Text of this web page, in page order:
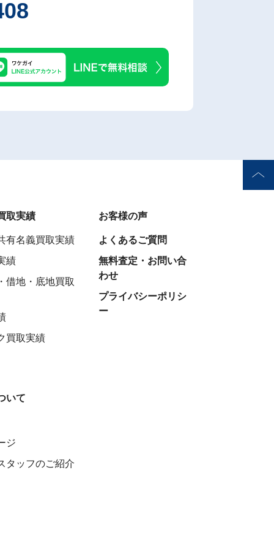
取実績
有名義買取実績
績
借地・底地買取
買取実績
お客様の声
よくあるご質問
無料査定・お問い合
わせ
プライバシーポリシ
ー
いて
ジ
タッフのご紹介